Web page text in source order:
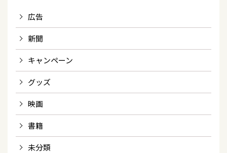
広告
新聞
キャンペーン
グッズ
映画
書籍
未分類